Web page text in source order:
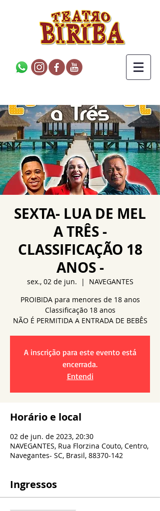
SEXTA- LUA DE MEL
A TRÊS -
CLASSIFICAÇÃO 18
ANOS -
sex., 02 de jun.
  |
NAVEGANTES
PROIBIDA para menores de 18 anos
Classificação 18 anos
NÃO É PERMITIDA A ENTRADA DE BEBÊS
A inscrição para este evento está
encerrada.
Entendi
Horário e local
02 de jun. de 2023, 20:30
NAVEGANTES, Rua Florzina Couto, Centro,
Navegantes- SC, Brasil, 88370-142
Ingressos